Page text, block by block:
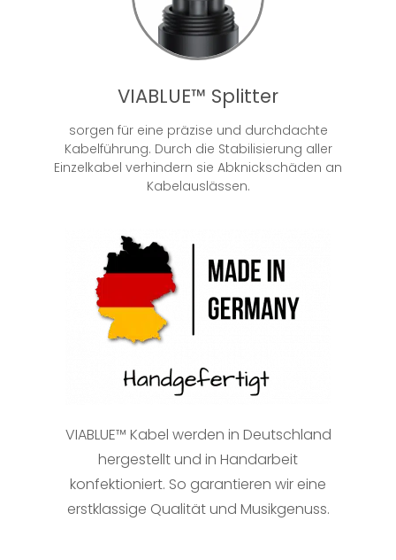
VIABLUE™ Splitter
sorgen für eine präzise und durchdachte
Kabelführung. Durch die Stabilisierung aller
Einzelkabel verhindern sie Abknickschäden an
Kabelauslässen.
VIABLUE™ Kabel werden in Deutschland
hergestellt und in Handarbeit
konfektioniert. So garantieren wir eine
erstklassige Qualität und Musikgenuss.